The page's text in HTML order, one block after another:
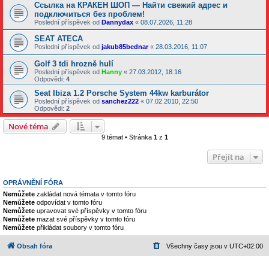
Ссылка на КРАКЕН ШОП — Найти свежий адрес и
подключиться без проблем!
Poslední příspěvek od Dannydax « 08.07.2026, 11:28
SEAT ATECA
Poslední příspěvek od jakub85bednar« 28.03.2016, 11:07
Golf 3 tdi hrozně hulí
Poslední příspěvek od Hanny « 27.03.2012, 18:16
Odpovědi: 4
Seat Ibiza 1.2 Porsche System 44kw karburátor
Poslední příspěvek od sanchez222 « 07.02.2010, 22:50
Odpovědi: 2
Nové téma
9 témat • Stránka 1z 1
Přejít na
OPRÁVNĚNÍ FÓRA
Nemůžete zakládat nová témata v tomto fóru
Nemůžete odpovídat v tomto fóru
Nemůžete upravovat své příspěvky v tomto fóru
Nemůžete mazat své příspěvky v tomto fóru
Nemůžete přikládat soubory v tomto fóru
Obsah fóra Všechny časy jsou v UTC+02:00